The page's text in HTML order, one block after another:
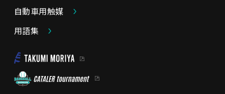
自動車用触媒
用語集